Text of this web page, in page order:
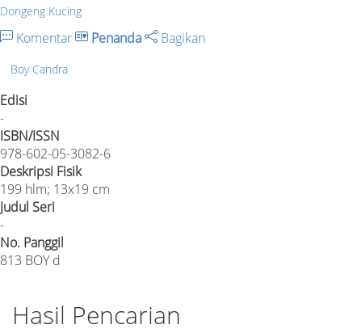
Dongeng Kucing
Komentar Penanda Bagikan
Boy Candra
Edisi
-
ISBN/ISSN
978-602-05-3082-6
Deskripsi Fisik
199 hlm; 13x19 cm
Judul Seri
-
No. Panggil
813 BOY d
Hasil Pencarian